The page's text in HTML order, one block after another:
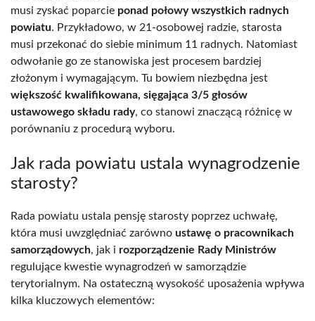
musi zyskać poparcie ponad połowy wszystkich radnych
powiatu. Przykładowo, w 21-osobowej radzie, starosta
musi przekonać do siebie minimum 11 radnych. Natomiast
odwołanie go ze stanowiska jest procesem bardziej
złożonym i wymagającym. Tu bowiem niezbędna jest
większość kwalifikowana, sięgająca 3/5 głosów
ustawowego składu rady, co stanowi znaczącą różnicę w
porównaniu z procedurą wyboru.
Jak rada powiatu ustala wynagrodzenie
starosty?
Rada powiatu ustala pensję starosty poprzez uchwałę,
która musi uwzględniać zarówno ustawę o pracownikach
samorządowych, jak i rozporządzenie Rady Ministrów
regulujące kwestie wynagrodzeń w samorządzie
terytorialnym. Na ostateczną wysokość uposażenia wpływa
kilka kluczowych elementów: